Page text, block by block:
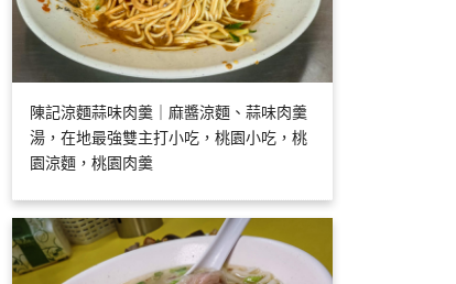
陳記涼麵蒜味肉羹｜麻醬涼麵、蒜味肉羹
湯，在地最強雙主打小吃，桃園小吃，桃
園涼麵，桃園肉羹